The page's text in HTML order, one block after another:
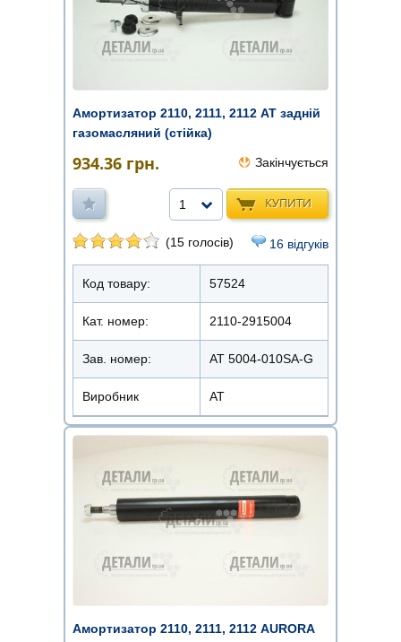
Амортизатор 2110, 2111, 2112 AT задній
газомасляний (стійка)
934.36 грн. Закінчується
КУПИТИ
1
(15 голосів) 16 відгуків
Код товару: 57524
Кат. номер: 2110-2915004
Зав. номер: AT 5004-010SA-G
Виробник АТ
Амортизатор 2110, 2111, 2112 AURORA